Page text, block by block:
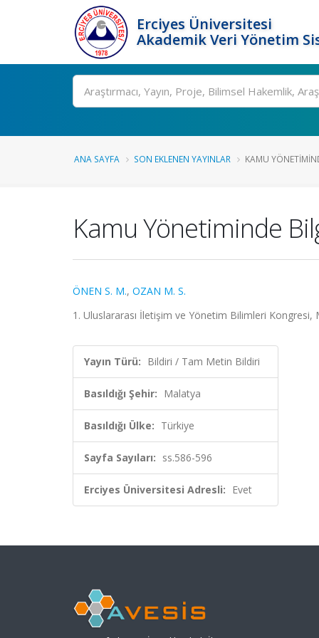
Erciyes Üniversitesi
Akademik Veri Yönetim
Ara
ANA SAYFA SON EKLENEN YAYINLAR KAMU
Kamu Yönetiminde
ÖNEN S. M., OZAN M. S.
1. Uluslararası İletişim ve Yönetim Bilimleri
Yayın Türü: Bildiri / Tam Metin Bildiri
Basıldığı Şehir: Malatya
Basıldığı Ülke: Türkiye
Sayfa Sayıları: ss.586-596
Erciyes Üniversitesi Adresli: Evet